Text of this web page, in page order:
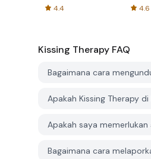
4.4 4.6
Kissing Therapy FAQ
Bagaimana cara
Apakah Kissing Therapy di
Apakah saya memerlukan
Bagaimana cara